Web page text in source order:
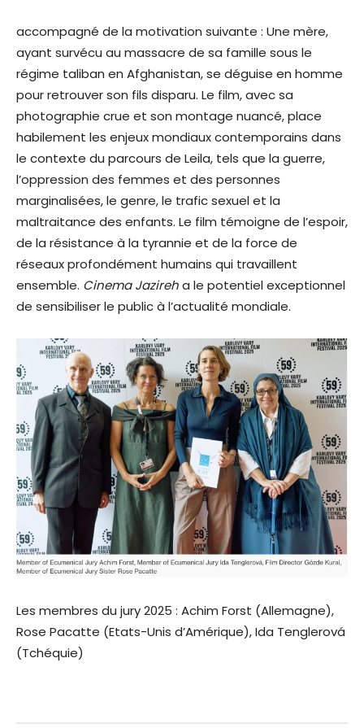
accompagné de la motivation suivante : Une mère,
ayant survécu au massacre de sa famille sous le
régime taliban en Afghanistan, se déguise en homme
pour retrouver son fils disparu. Le film, avec sa
photographie crue et son montage nuancé, place
habilement les enjeux mondiaux contemporains dans
le contexte du parcours de Leila, tels que la guerre,
l’oppression des femmes et des personnes
marginalisées, le genre, le trafic sexuel et la
maltraitance des enfants. Le film témoigne de l’espoir,
de la résistance à la tyrannie et de la force de
réseaux profondément humains qui travaillent
ensemble. Cinema Jazireha le potentiel exceptionnel
de sensibiliser le public à l’actualité mondiale.
Les membres du jury 2025 : Achim Forst (Allemagne),
Rose Pacatte (Etats-Unis d’Amérique), Ida Tenglerová
(Tchéquie)